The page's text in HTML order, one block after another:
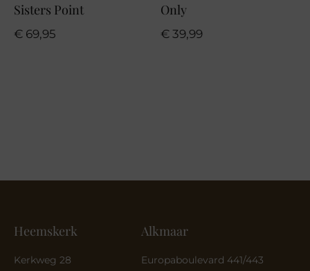
Sisters Point
€ 69,95
Only
€ 39,99
Heemskerk
Kerkweg 28
Alkmaar
Europaboulevard 441/443